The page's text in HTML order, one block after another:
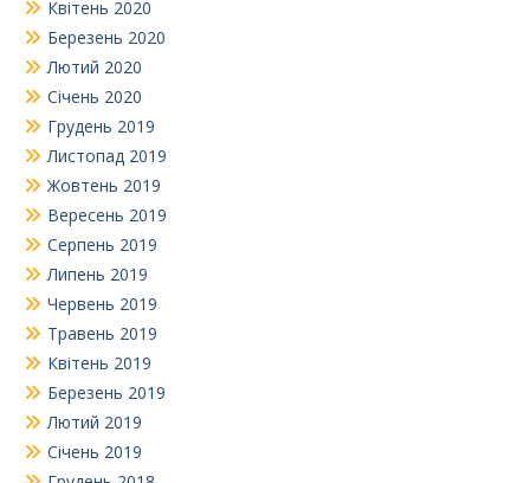
Квітень 2020
Березень 2020
Лютий 2020
Січень 2020
Грудень 2019
Листопад 2019
Жовтень 2019
Вересень 2019
Серпень 2019
Липень 2019
Червень 2019
Травень 2019
Квітень 2019
Березень 2019
Лютий 2019
Січень 2019